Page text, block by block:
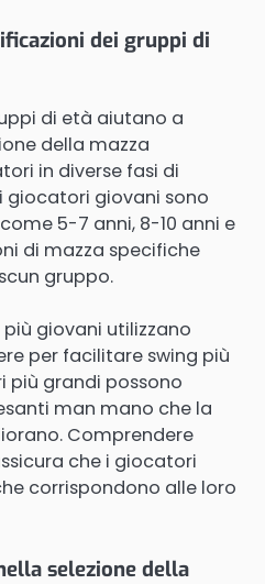
dei gruppi di
di età aiutano a
della mazza
in diverse fasi di
giocatori giovani sono
5-7 anni, 8-10 anni e
di mazza specifiche
gruppo.
giovani utilizzano
per facilitare swing più
più grandi possono
man mano che la
Comprendere
che i giocatori
corrispondono alle loro
selezione della